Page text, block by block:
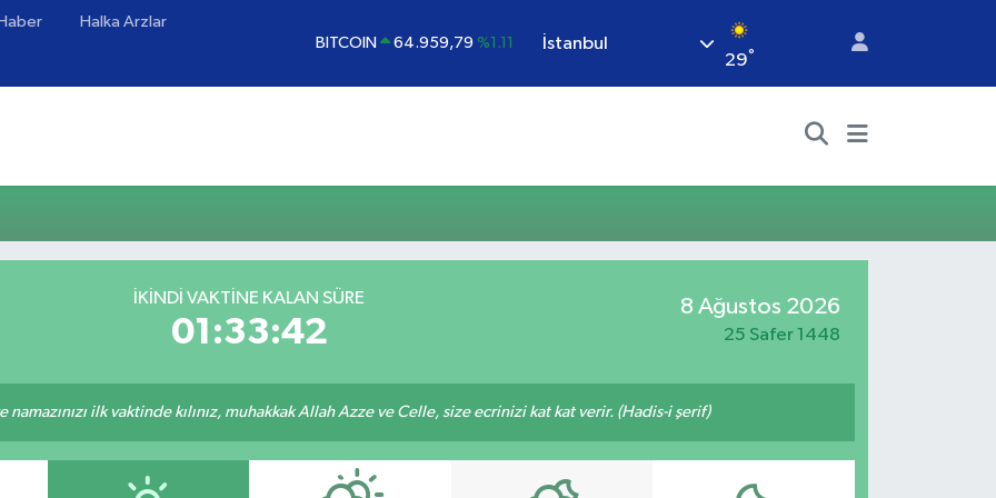
Halka Arzlar
BITCOIN 64.959,79 %1.11
DOLAR 47,7436 %0.18
BİST100 13.779 %-14
İstanbul
29°
İKINDI VAKTINE KALAN SÜRE
01:33:42
8 Ağustos 2026
25 Safer 1448
ilk vaktinde kılınız, muhakkak Allah Azze ve Celle, size ecrinizi kat kat verir. (Hadis-i şerif)